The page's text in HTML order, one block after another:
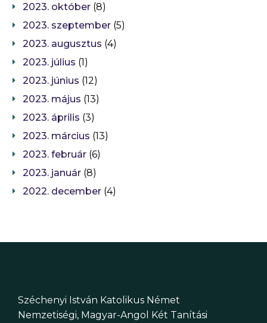
2023. október (8)
2023. szeptember (5)
2023. augusztus (4)
2023. július (1)
2023. június (12)
2023. május (13)
2023. április (3)
2023. március (13)
2023. február (6)
2023. január (8)
2022. december (4)
Széchenyi István Katolikus Német
Nemzetiségi, Magyar-Angol Két Tanítási